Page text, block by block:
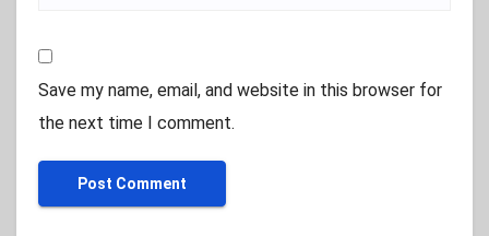
Save my name, email, and website in this browser for
the next time I comment.